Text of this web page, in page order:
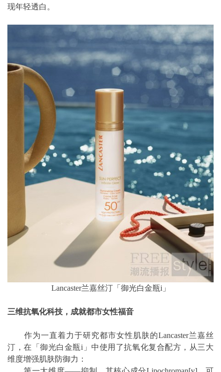
现年轻透白。
Lancaster兰嘉丝汀「御光白金瓶i」
三维抗氧化科技，成就都市女性福音
作为一直着力于研究都市女性肌肤的Lancaster兰嘉丝
汀，在「御光白金瓶i」中使用了抗氧化复合配方，从三大
维度增强肌肤防御力：